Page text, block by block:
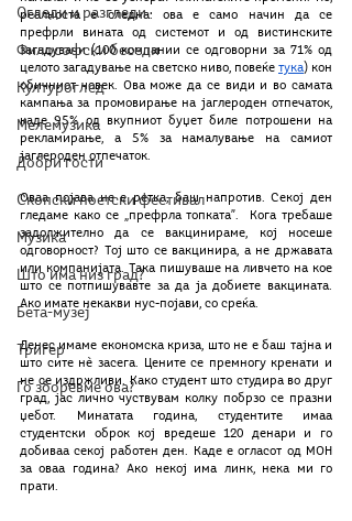
Огледи и разгледи
Философски беседи
Културоглед
Мелемузика
Добри гости
Скопски поетски фестивал
Музика
Што има низ град?
Бета-музеј
Тригер
Го зборевме ова?
реалноста е следна: ова е само начин да се
префрли вината од системот и од вистинските
загадувачи (100 компании се одговорни за 71% од
целото загадување на светско ниво, повеќе тука) кон
обичниот човек. Ова може да се види и во самата
кампања за промовирање на јаглероден отпечаток,
каде 95% од вкупниот буџет биле потрошени на
рекламирање, а 5% за намалување на самиот
јаглероден отпечаток.
Оваа појава не е ретка, баш напротив. Секој ден
гледаме како се „префрла топката”.  Кога требаше
задолжително да се вакцинираме, кој носеше
одговорност? Тој што се вакцинира, а не државата
или компанијата. Така пишуваше на ливчето на кое
што се потпишувавте за да ја добиете вакцината.
Ако имате некакви нус-појави, со среќа.
Денес имаме економска криза, што не е баш тајна и
што сите нѐ засега. Цените се премногу кренати и
не се издржливи. Како студент што студира во друг
град, јас лично чуствувам колку побрзо се празни
џебот. Минатата година, студентите имаа
студентски оброк кој вредеше 120 денари и го
добиваа секој работен ден. Каде е огласот од МОН
за оваа година? Ако некој има линк, нека ми го
прати.